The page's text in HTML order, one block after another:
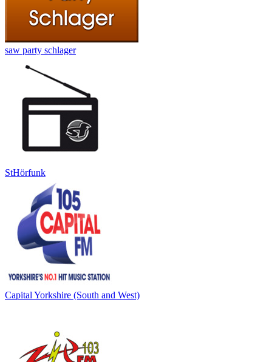
saw party schlager
StHörfunk
Capital Yorkshire (South and West)